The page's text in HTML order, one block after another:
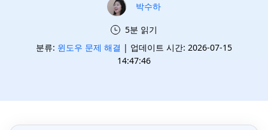
박수하
5분 읽기
분류: 윈도우 문제 해결 | 업데이트 시간: 2026-07-15
14:47:46